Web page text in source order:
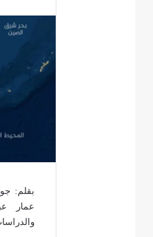
بقلم:
عمار